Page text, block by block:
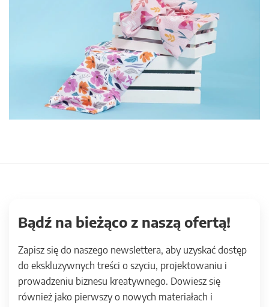
Bądź na bieżąco z naszą ofertą!
Zapisz się do naszego newslettera, aby uzyskać dostęp
do ekskluzywnych treści o szyciu, projektowaniu i
prowadzeniu biznesu kreatywnego. Dowiesz się
również jako pierwszy o nowych materiałach i